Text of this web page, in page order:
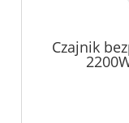
Czajnik